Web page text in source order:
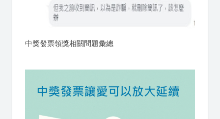
中獎發票領獎相關問題彙總